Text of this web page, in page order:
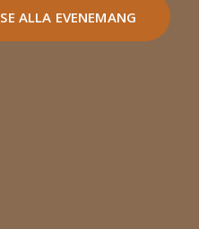
SE ALLA EVENEMANG